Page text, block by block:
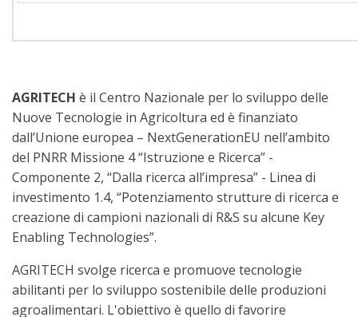
AGRITECH è il Centro Nazionale per lo sviluppo delle
Nuove Tecnologie in Agricoltura ed è finanziato
dall’Unione europea – NextGenerationEU nell’ambito
del PNRR Missione 4 “Istruzione e Ricerca” -
Componente 2, “Dalla ricerca all’impresa” - Linea di
investimento 1.4, “Potenziamento strutture di ricerca e
creazione di campioni nazionali di R&S su alcune Key
Enabling Technologies”.
AGRITECH svolge ricerca e promuove tecnologie
abilitanti per lo sviluppo sostenibile delle produzioni
agroalimentari. L'obiettivo è quello di favorire